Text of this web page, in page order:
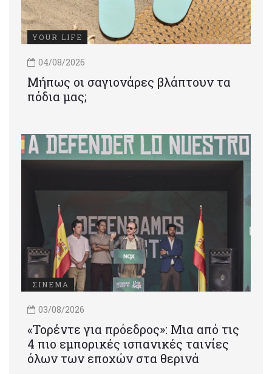
YOUR LIFE
04/08/2026
Μήπως οι σαγιονάρες βλάπτουν τα
πόδια μας;
ΣΙΝΕΜΑ
03/08/2026
«Τορέντε για πρόεδρος»: Mια από τις
4 πιο εμπορικές ισπανικές ταινίες
όλων των εποχών στα θερινά